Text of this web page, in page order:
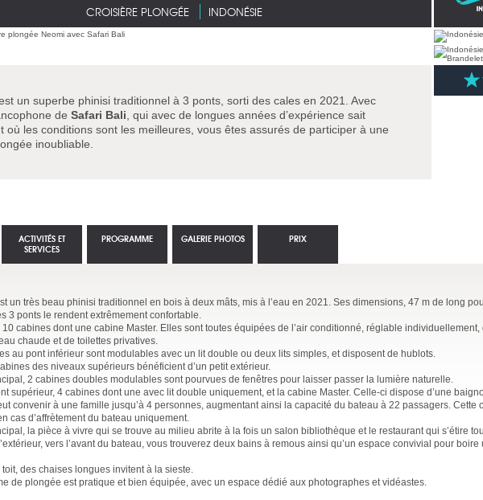
CROISIÈRE PLONGÉE INDONÉSIE
un superbe phinisi traditionnel à 3 ponts, sorti des cales en 2021. Avec
de Safari Bali , qui avec de longues années d’expérience sait
où les conditions sont les meilleures, vous êtes assurés de participer à une
inoubliable.
un très beau phinisi traditionnel en bois à deux mâts, mis à l’eau en 2021. Ses dimensions, 47 m de long
3 ponts le rendent extrêmement confortable.
10 cabines dont une cabine Master. Elles sont toutes équipées de l’air conditionné, réglable individuellement,
chaude et de toilettes privatives.
au pont inférieur sont modulables avec un lit double ou deux lits simples, et disposent de hublots.
des niveaux supérieurs bénéficient d’un petit extérieur.
2 cabines doubles modulables sont pourvues de fenêtres pour laisser passer la lumière naturelle.
supérieur, 4 cabines dont une avec lit double uniquement, et la cabine Master. Celle-ci dispose d’une
convenir à une famille jusqu’à 4 personnes, augmentant ainsi la capacité du bateau à 22 passagers. Cette
cas d’affrètement du bateau uniquement.
la pièce à vivre qui se trouve au milieu abrite à la fois un salon bibliothèque et le restaurant qui s’étire
vers l’avant du bateau, vous trouverez deux bains à remous ainsi qu’un espace convivial pour boire
toit, des chaises longues invitent à la sieste.
de plongée est pratique et bien équipée, avec un espace dédié aux photographes et vidéastes.
ACTIVITÉS ET
SERVICES
PROGRAMME GALERIE PHOTOS PRIX